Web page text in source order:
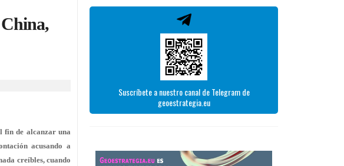
fin de alcanzar una
acusando a
creíbles, cuando
Suscríbete a nuestro canal de Telegram de
geoestrategia.eu